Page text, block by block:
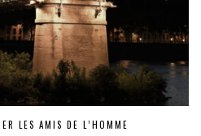
LES AMIS DE L’HOMME